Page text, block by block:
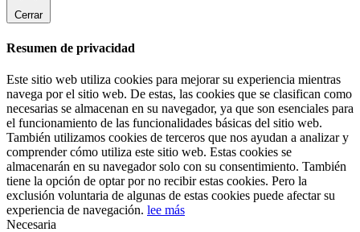
Cerrar
Resumen de privacidad
Este sitio web utiliza cookies para mejorar su experiencia mientras
navega por el sitio web. De estas, las cookies que se clasifican como
necesarias se almacenan en su navegador, ya que son esenciales para
el funcionamiento de las funcionalidades básicas del sitio web.
También utilizamos cookies de terceros que nos ayudan a analizar y
comprender cómo utiliza este sitio web. Estas cookies se
almacenarán en su navegador solo con su consentimiento. También
tiene la opción de optar por no recibir estas cookies. Pero la
exclusión voluntaria de algunas de estas cookies puede afectar su
experiencia de navegación. lee más
Necesaria